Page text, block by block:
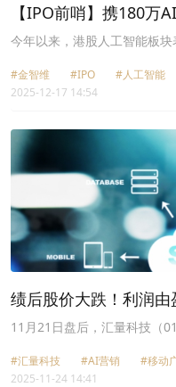
【IPO前哨】携180万
如何？
今年以来，港股人工智能板
（09880.HK）、汇量科技（
#金智维 #IPO
#人工智能
2025-12-17 14:54
绩后股价大跌！利润
待？
11月21日盘后，汇量科技（
#汇量科技 #AI营销
#移动
2025-11-24 14:41